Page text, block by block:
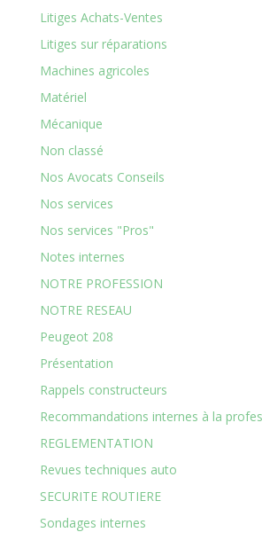
Litiges Achats-Ventes
Litiges sur réparations
Machines agricoles
Matériel
Mécanique
Non classé
Nos Avocats Conseils
Nos services
Nos services "Pros"
Notes internes
NOTRE PROFESSION
NOTRE RESEAU
Peugeot 208
Présentation
Rappels constructeurs
Recommandations internes à la
REGLEMENTATION
Revues techniques auto
SECURITE ROUTIERE
Sondages internes